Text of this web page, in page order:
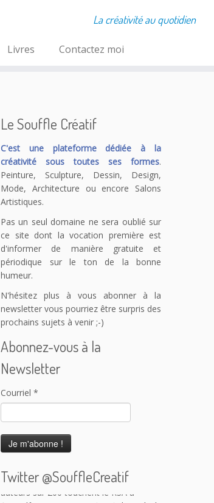
La créativité au quotidien
Livres Contactez moi
Le Souffle Créatif
C'est une plateforme dédiée à la
créativité sous toutes ses formes.
Peinture, Sculpture, Dessin, Design,
Mode, Architecture ou encore Salons
Artistiques.
Pas un seul domaine ne sera oublié sur
ce site dont la vocation première est
d'informer de manière gratuite et
périodique sur le ton de la bonne
humeur.
N'hésitez plus à vous abonner à la
newsletter vous pourriez être surpris des
prochains sujets à venir ;-)
Abonnez-vous à la
Newsletter
Courriel *
Twitter @SouffleCreatif